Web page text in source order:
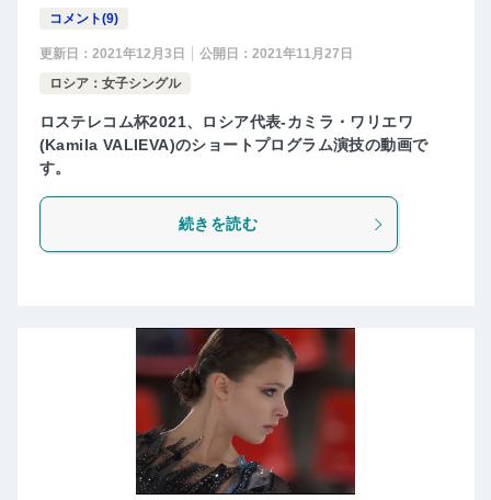
コメント(9)
更新日： 2021年12月3日 公開日： 2021年11月27日
ロシア：女子シングル
ロステレコム杯2021、ロシア代表-カミラ・ワリエワ
(Kamila VALIEVA)のショートプログラム演技の動画で
す。
続きを読む